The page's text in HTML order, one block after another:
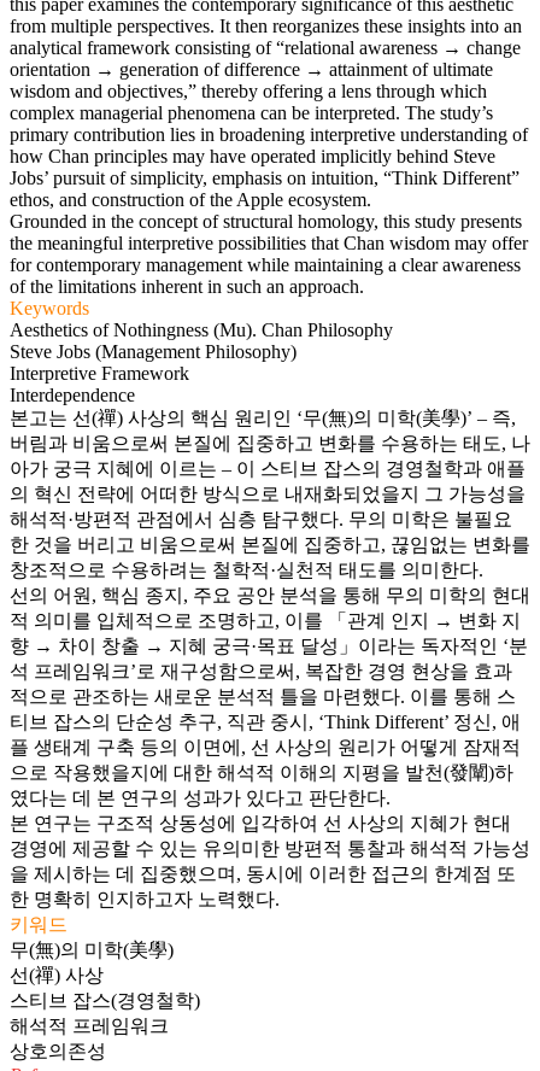
from multiple perspectives. It then reorganizes these insights into an
analytical framework consisting of “relational awareness → change
orientation → generation of difference → attainment of ultimate
wisdom and objectives,” thereby offering a lens through which
complex managerial phenomena can be interpreted. The study’s
primary contribution lies in broadening interpretive understanding of
how Chan principles may have operated implicitly behind Steve
Jobs’ pursuit of simplicity, emphasis on intuition, “Think Different”
ethos, and construction of the Apple ecosystem.
Grounded in the concept of structural homology, this study presents
the meaningful interpretive possibilities that Chan wisdom may offer
for contemporary management while maintaining a clear awareness
of the limitations inherent in such an approach.
Keywords
Aesthetics of Nothingness (Mu). Chan Philosophy
Steve Jobs (Management Philosophy)
Interpretive Framework
Interdependence
본고는 선(禪) 사상의 핵심 원리인 ‘무(無)의 미학(美學)’ – 즉,
버림과 비움으로써 본질에 집중하고 변화를 수용하는 태도, 나
아가 궁극 지혜에 이르는 – 이 스티브 잡스의 경영철학과 애플
의 혁신 전략에 어떠한 방식으로 내재화되었을지 그 가능성을
해석적·방편적 관점에서 심층 탐구했다. 무의 미학은 불필요
한 것을 버리고 비움으로써 본질에 집중하고, 끊임없는 변화를
창조적으로 수용하려는 철학적·실천적 태도를 의미한다.
선의 어원, 핵심 종지, 주요 공안 분석을 통해 무의 미학의 현대
적 의미를 입체적으로 조명하고, 이를 「관계 인지 → 변화 지
향 → 차이 창출 → 지혜 궁극·목표 달성」이라는 독자적인 ‘분
석 프레임워크’로 재구성함으로써, 복잡한 경영 현상을 효과
적으로 관조하는 새로운 분석적 틀을 마련했다. 이를 통해 스
티브 잡스의 단순성 추구, 직관 중시, ‘Think Different’ 정신, 애
플 생태계 구축 등의 이면에, 선 사상의 원리가 어떻게 잠재적
으로 작용했을지에 대한 해석적 이해의 지평을 발천(發闡)하
였다는 데 본 연구의 성과가 있다고 판단한다.
본 연구는 구조적 상동성에 입각하여 선 사상의 지혜가 현대
경영에 제공할 수 있는 유의미한 방편적 통찰과 해석적 가능성
을 제시하는 데 집중했으며, 동시에 이러한 접근의 한계점 또
한 명확히 인지하고자 노력했다.
키워드
무(無)의 미학(美學)
선(禪) 사상
스티브 잡스(경영철학)
해석적 프레임워크
상호의존성